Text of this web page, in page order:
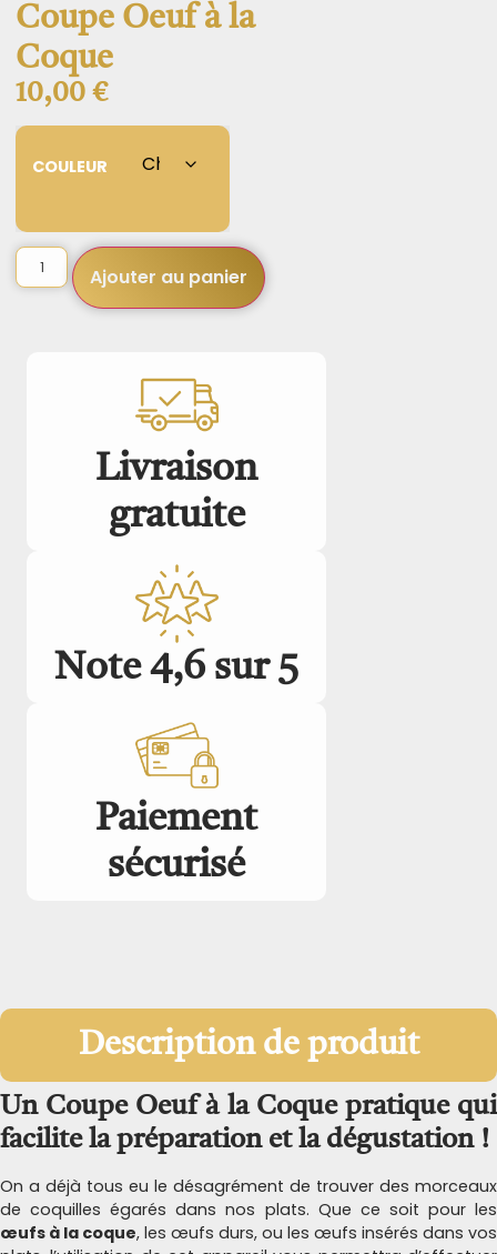
Coupe Oeuf à la
Coque
10,00€
COULEUR
Ajouter au panier
Livraison
gratuite
Note 4,6 sur 5
Paiement
sécurisé
Description de produit
Un Coupe Oeuf à la Coque pratique qui
facilite la préparation et la dégustation !
On a déjà tous eu le désagrément de trouver des morceaux
de coquilles égarés dans nos plats. Que ce soit pour les
œufs à la coque, les œufs durs, ou les œufs insérés dans vos